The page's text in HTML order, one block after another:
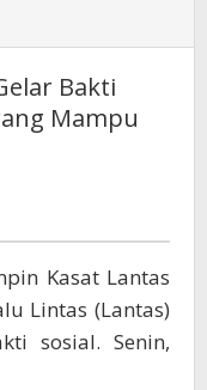
Bakti
Mampu
Kasat Lantas
Lintas (Lantas)
sosial. Senin,